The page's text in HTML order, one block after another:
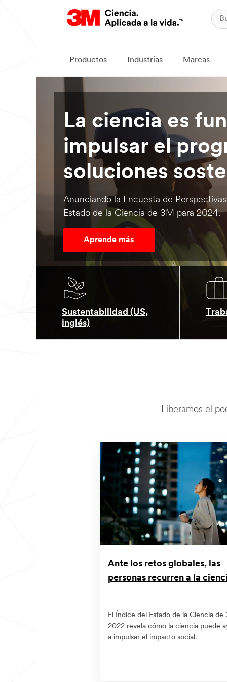
Productos Industrias Marcas
La ciencia es
impulsar el
soluciones
Anunciando la Encuesta de
Estado de la Ciencia de 3M para 2024.
Aprende más
Sustentabilidad (US,
inglés)
Liberamos el
Ante los retos globales, las
personas recurren a la
El Índice del Estado de la Ciencia de
2022 revela cómo la ciencia puede
a impulsar el impacto social.